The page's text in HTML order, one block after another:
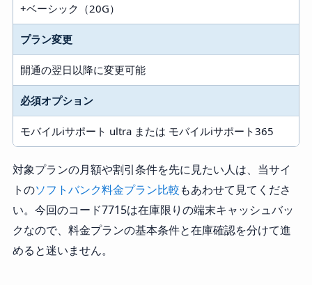
+ベーシック（20G）
プラン変更
開通の翌日以降に変更可能
必須オプション
モバイルiサポート ultra または モバイルiサポート365
対象プランの月額や割引条件を先に見たい人は、当サイ
トのソフトバンク料金プラン比較もあわせて見てくださ
い。今回のコード7715は在庫限りの端末キャッシュバッ
クなので、料金プランの基本条件と在庫確認を分けて進
めると迷いません。